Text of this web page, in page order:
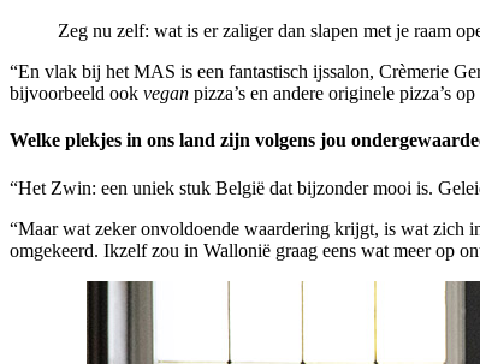
Zeg nu zelf: wat is er zaliger dan slapen met je raam
“En vlak bij het MAS is een fantastisch ijssalon, Crèmerie
bijvoorbeeld ook vegan pizza’s en andere originele pizza’s
Welke plekjes in ons land zijn volgens jou
“Het Zwin: een uniek stuk België dat bijzonder mooi is.
“Maar wat zeker onvoldoende waardering krijgt, is wat zich
omgekeerd. Ikzelf zou in Wallonië graag eens wat meer op